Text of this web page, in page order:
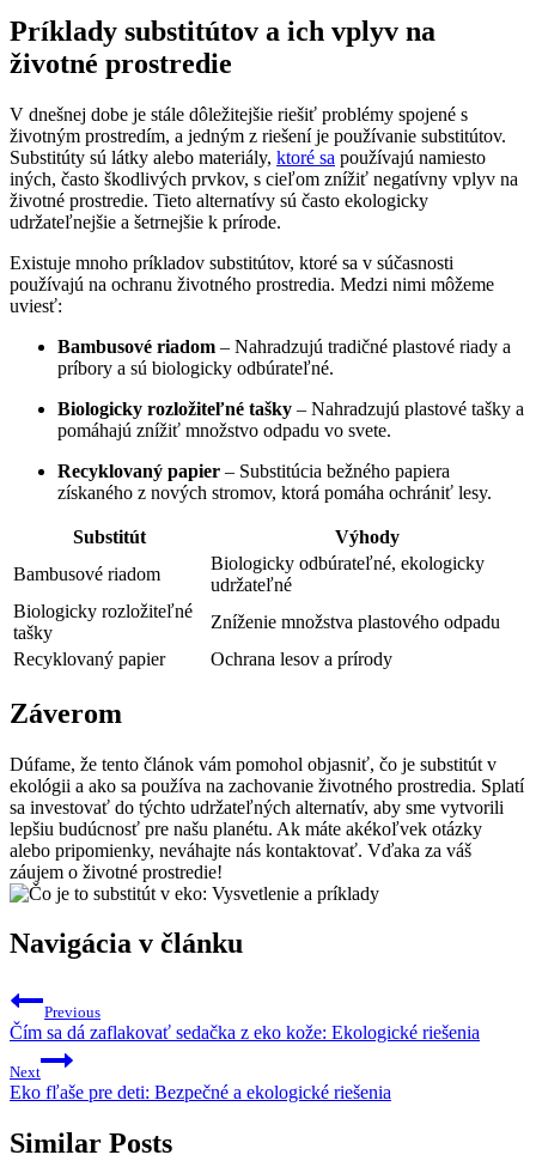
Príklady substitútov a ich vplyv na
životné prostredie
V dnešnej dobe je stále dôležitejšie riešiť problémy spojené s
životným prostredím, a jedným z riešení je používanie substitútov.
Substitúty sú látky alebo materiály, ktoré sa používajú namiesto
iných, často škodlivých prvkov, s cieľom znížiť negatívny vplyv na
životné prostredie. Tieto alternatívy sú často ekologicky
udržateľnejšie a šetrnejšie k prírode.
Existuje mnoho príkladov substitútov, ktoré sa v súčasnosti
používajú na ochranu životného prostredia. Medzi nimi môžeme
uviesť:
Bambusové riadom – Nahradzujú tradičné plastové riady a
príbory a sú biologicky odbúrateľné.
Biologicky rozložiteľné tašky – Nahradzujú plastové tašky a
pomáhajú znížiť množstvo odpadu vo svete.
Recyklovaný papier – Substitúcia bežného papiera
získaného z nových stromov, ktorá pomáha ochrániť lesy.
Substitút
Výhody
Bambusové riadom
Biologicky odbúrateľné, ekologicky
udržateľné
Biologicky rozložiteľné
tašky
Zníženie množstva plastového odpadu
Recyklovaný papier
Ochrana lesov a prírody
Záverom
Dúfame, že tento článok vám pomohol objasniť, čo je substitút v
ekológii a ako sa používa na zachovanie životného prostredia. Splatí
sa investovať do týchto udržateľných alternatív, aby sme vytvorili
lepšiu budúcnosť pre našu planétu. Ak máte akékoľvek otázky
alebo pripomienky, neváhajte nás kontaktovať. Vďaka za váš
záujem o životné prostredie!
Navigácia v článku
Previous
Čím sa dá zaflakovať sedačka z eko kože: Ekologické riešenia
Next
Eko fľaše pre deti: Bezpečné a ekologické riešenia
Similar Posts